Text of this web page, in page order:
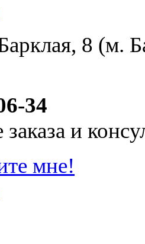
8 (м.
34
и
мне!